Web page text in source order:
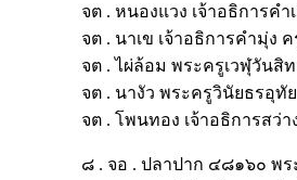
จต . หนองแวง เจ้าอธิการ
จต . นาเข เจ้าอธิการคำมุ่
จต . ไผ่ล้อม พระครูเวฬุวัน
จต . นางัว พระครูวินัยธรอุ
จต . โพนทอง เจ้าอธิการส
๘ . จอ . ปลาปาก ๔๘๑๖๐ พ